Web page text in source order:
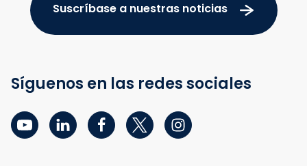
Suscríbase a nuestras noticias
Síguenos en las redes sociales